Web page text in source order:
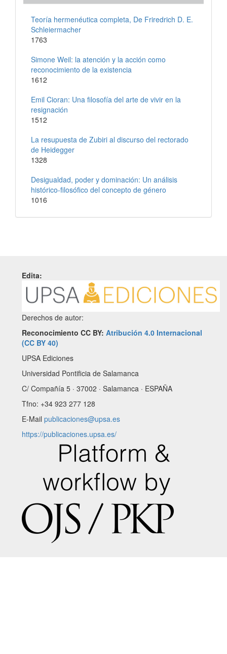
Teoría hermenéutica completa, De Friredrich D. E.
Schleiermacher
1763
Simone Weil: la atención y la acción como
reconocimiento de la existencia
1612
Emil Cioran: Una filosofía del arte de vivir en la
resignación
1512
La resupuesta de Zubiri al discurso del rectorado
de Heidegger
1328
Desigualdad, poder y dominación: Un análisis
histórico-filosófico del concepto de género
1016
Edita:
Derechos de autor:
Reconocimiento CC BY: Atribución 4.0 Internacional
(CC BY 40)
UPSA Ediciones
Universidad Pontificia de Salamanca
C/ Compañía 5 · 37002 · Salamanca · ESPAÑA
Tfno: +34 923 277 128
E-Mail publicaciones@upsa.es
https://publicaciones.upsa.es/